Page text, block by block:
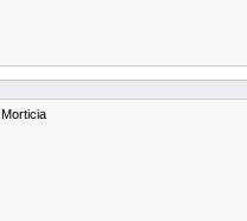
Morticia